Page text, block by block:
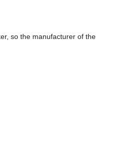
so the manufacturer of the